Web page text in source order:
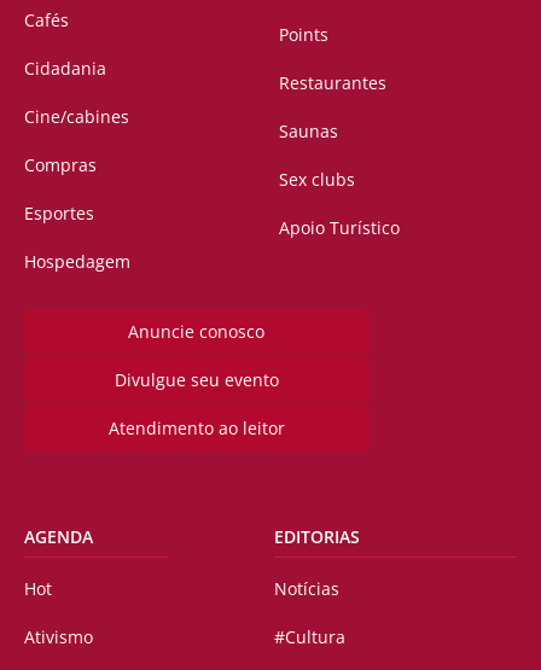
Cafés
Cidadania
Cine/cabines
Compras
Esportes
Hospedagem
Points
Restaurantes
Saunas
Sex clubs
Apoio Turístico
Anuncie conosco
Divulgue seu evento
Atendimento ao leitor
AGENDA
Hot
Ativismo
EDITORIAS
Notícias
#Cultura